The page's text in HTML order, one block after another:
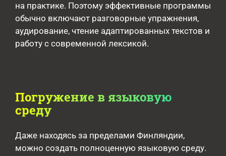
на практике. Поэтому эффективные программы
обычно включают разговорные упражнения,
аудирование, чтение адаптированных текстов и
работу с современной лексикой.
Погружение в языковую
среду
Даже находясь за пределами Финляндии,
можно создать полноценную языковую среду.